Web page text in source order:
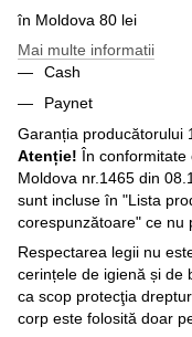
în Moldova 80 lei
Mai multe informatii
Cash
Paynet
Garanția producătorului
Atenție! În conformitate
Moldova nr.1465 din
sunt incluse în "Lista
corespunzătoare" ce nu
Respectarea legii nu
cerințele de igienă și de
ca scop protecţia
corp este folosită doar